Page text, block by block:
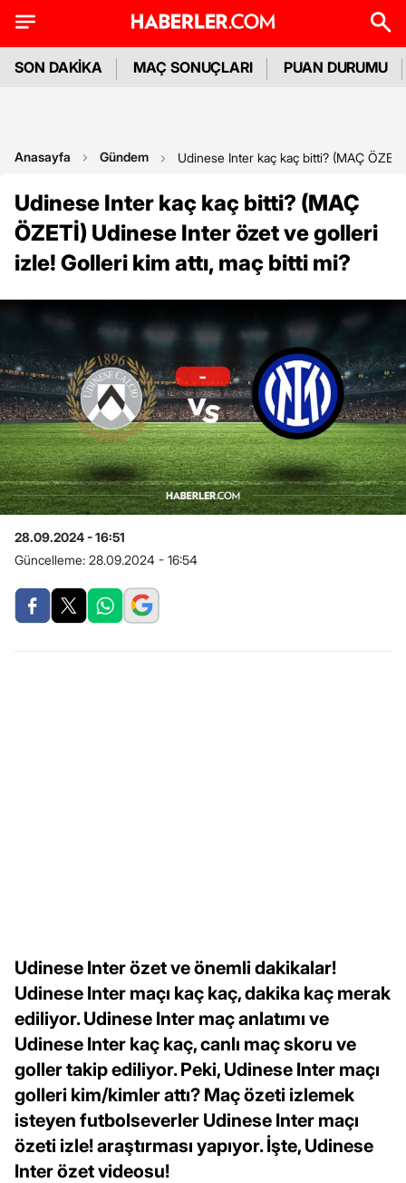
SON DAKİKA MAÇ SONUÇLARI PUAN DURUMU
Anasayfa Gündem Udinese Inter kaç kaç bitti? (MAÇ
Udinese Inter kaç kaç bitti? (MAÇ
ÖZETİ) Udinese Inter özet ve golleri
izle! Golleri kim attı, maç bitti mi?
28.09.2024 - 16:51
Güncelleme: 28.09.2024 - 16:54
Udinese Inter özet ve önemli dakikalar!
Udinese Inter maçı kaç kaç, dakika kaç merak
ediliyor. Udinese Inter maç anlatımı ve
Udinese Inter kaç kaç, canlı maç skoru ve
goller takip ediliyor. Peki, Udinese Inter maçı
golleri kim/kimler attı? Maç özeti izlemek
isteyen futbolseverler Udinese Inter maçı
özeti izle! araştırması yapıyor. İşte, Udinese
Inter özet videosu!